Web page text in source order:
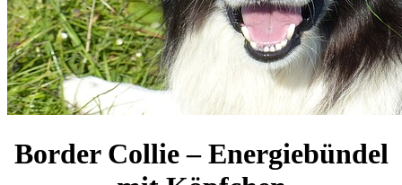
Border Collie – Energiebündel